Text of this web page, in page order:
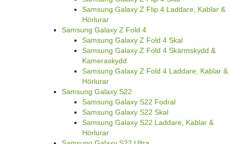
Samsung Galaxy Z Flip 4 Laddare, Kablar &
Hörlurar
Samsung Galaxy Z Fold 4
Samsung Galaxy Z Fold 4 Skal
Samsung Galaxy Z Fold 4 Skärmskydd &
Kameraskydd
Samsung Galaxy Z Fold 4 Laddare, Kablar &
Hörlurar
Samsung Galaxy S22
Samsung Galaxy S22 Fodral
Samsung Galaxy S22 Skal
Samsung Galaxy S22 Laddare, Kablar &
Hörlurar